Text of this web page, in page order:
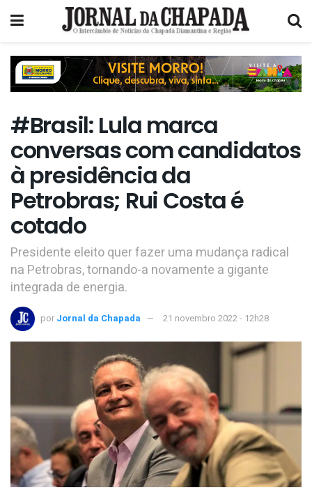
#Brasil: Lula marca
conversas com candidatos
à presidência da
Petrobras; Rui Costa é
cotado
Presidente eleito quer fazer uma mudança radical
na Petrobras, tornando-a novamente a gigante
integrada de energia.
por Jornal da Chapada 21 novembro 2022 - 12h28